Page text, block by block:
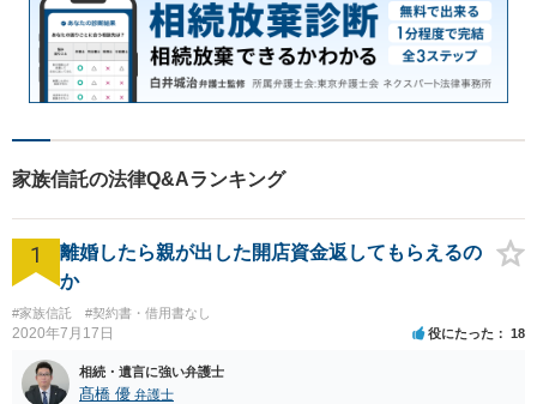
家族信託の法律Q&Aランキング
1
離婚したら親が出した開店資金返してもらえるの
か
#家族信託 #契約書・借用書なし
2020年7月17日 役にたった 18
相続・遺言に強い弁護士
髙橋 優 弁護士